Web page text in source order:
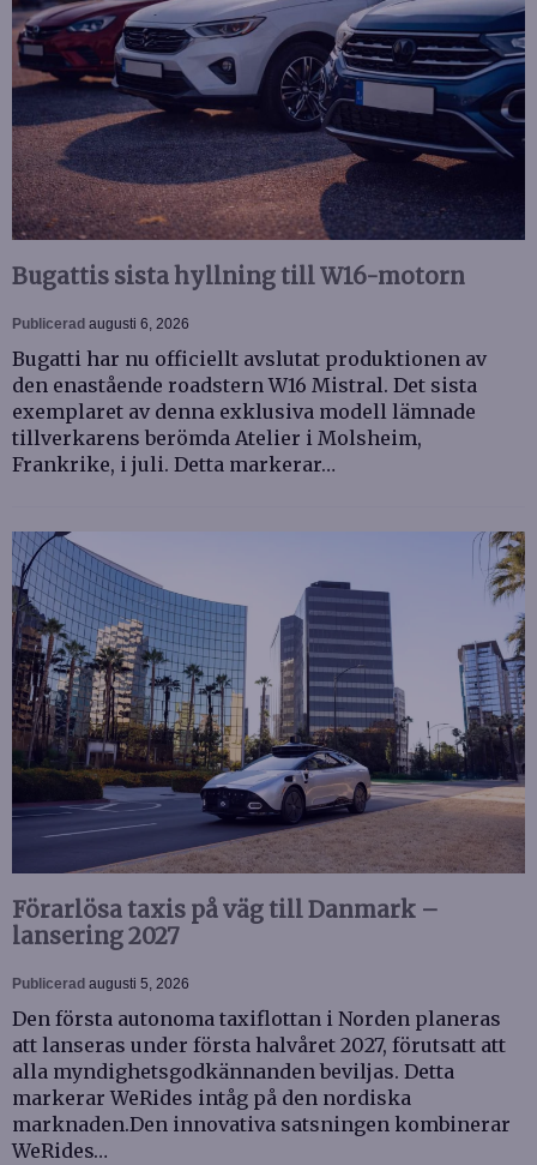
Bugattis sista hyllning till W16-motorn
Publicerad augusti 6, 2026
Bugatti har nu officiellt avslutat produktionen av
den enastående roadstern W16 Mistral. Det sista
exemplaret av denna exklusiva modell lämnade
tillverkarens berömda Atelier i Molsheim,
Frankrike, i juli. Detta markerar…
Förarlösa taxis på väg till Danmark –
lansering 2027
Publicerad augusti 5, 2026
Den första autonoma taxiflottan i Norden planeras
att lanseras under första halvåret 2027, förutsatt att
alla myndighetsgodkännanden beviljas. Detta
markerar WeRides intåg på den nordiska
marknaden.Den innovativa satsningen kombinerar
WeRides…